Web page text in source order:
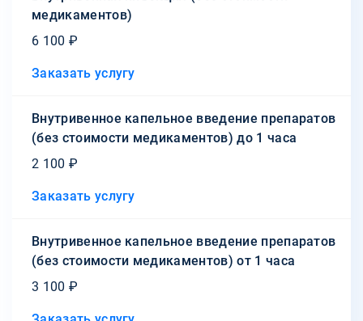
медикаментов)
6 100 ₽
Заказать услугу
Внутривенное капельное введение препаратов
(без стоимости медикаментов) до 1 часа
2 100 ₽
Заказать услугу
Внутривенное капельное введение препаратов
(без стоимости медикаментов) от 1 часа
3 100 ₽